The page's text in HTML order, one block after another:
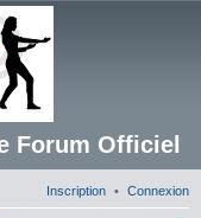
Forum Officiel
Connexion
Inscription